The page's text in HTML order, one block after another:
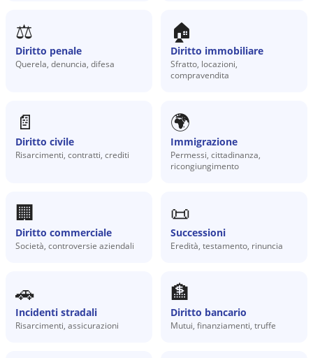
⚖️
Diritto penale
Querela, denuncia, difesa
🏠
Diritto immobiliare
Sfratto, locazioni,
compravendita
📄
Diritto civile
Risarcimenti, contratti, crediti
🌍
Immigrazione
Permessi, cittadinanza,
ricongiungimento
🏢
Diritto commerciale
Società, controversie aziendali
📜
Successioni
Eredità, testamento, rinuncia
🚗
Incidenti stradali
Risarcimenti, assicurazioni
🏦
Diritto bancario
Mutui, finanziamenti, truffe